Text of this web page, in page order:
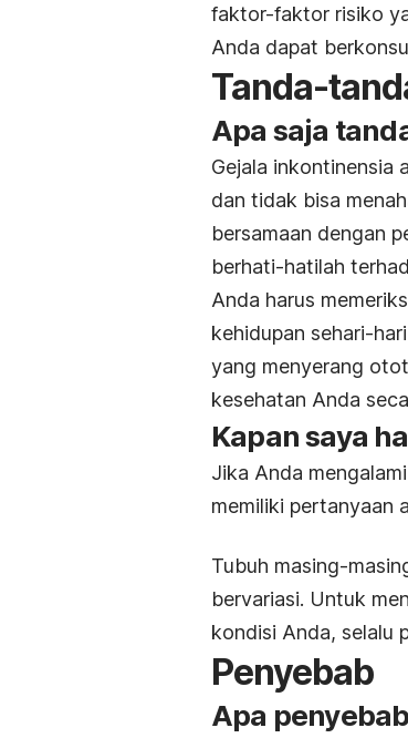
faktor-faktor risiko
Anda dapat
Tanda-
Apa saja
Gejala inkontinensia
dan tidak bisa
bersamaan dengan
berhati-hatilah
Anda harus
kehidupan sehari-
yang menyerang
kesehatan Anda
Kapan saya
Jika Anda
memiliki pertanyaan
Tubuh masing-
bervariasi. Untuk
kondisi Anda, selalu
Penyebab
Apa